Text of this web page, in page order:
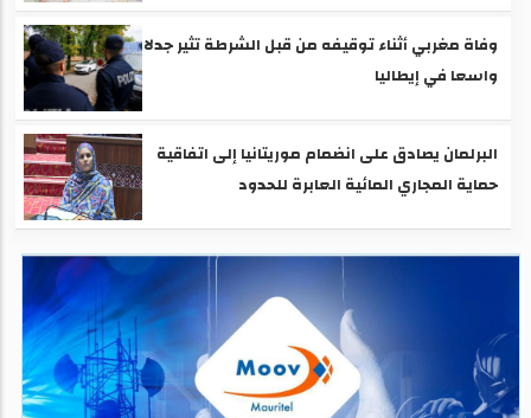
وفاة مغربي أثناء توقيفه من قبل الشرطة تثير جدلا
واسعا في إيطاليا
البرلمان يصادق على انضمام موريتانيا إلى اتفاقية
حماية المجاري المائية العابرة للحدود